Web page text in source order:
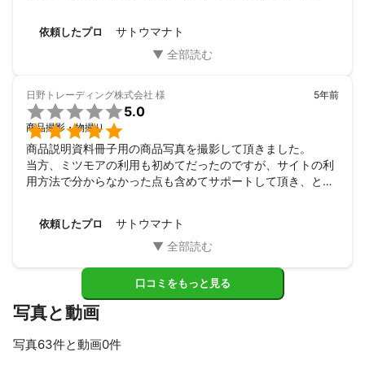
当日までのやりとりも丁寧で良かったです。写真撮影をお願
いする事が初めてで、お会いするまで色々不安がありました
が、お会いしたらとても気さくてで感じの良い方だったので
も良く、写真撮影もとても丁寧にしていただき大満足でし
た。まさにお値段以上の内容でした。また写真を撮る時には
是非お願いしたいです。
依頼したプロ サトウマナト
日野トレーディング株式会社 様


5.0
商品撮影・物撮り
5年前
商品説明資料冊子用の商品写真を撮影して頂きました。
当方、ミツモアの利用も初めてだったのですが、サイトの利
用方法で分からなかった点も含めてサポートして頂き、とて
が、事前の打ち合わせから商品撮影におけるポイントなどを
含め、丁寧に説明頂けたので、安心して撮影をお任せするこ
撮影後の画像処理についても要望に対しタイムリーに画像サ
ンプルを提示頂けたので、納期に余裕をもって納品完了して
頂けました。
ています。
依頼したプロ サトウマナト
口コミをもっと見る
写真と動画
写真63件と動画0件